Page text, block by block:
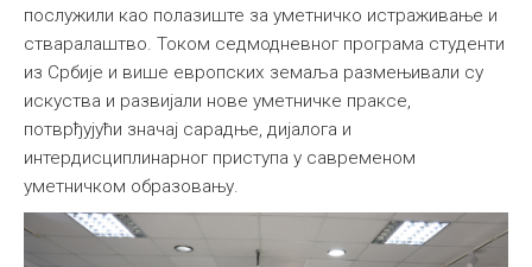
послужили као полазиште за уметничко истраживање и
стваралаштво. Током седмодневног програма студенти
из Србије и више европских земаља размењивали су
искуства и развијали нове уметничке праксе,
потврђујући значај сарадње, дијалога и
интердисциплинарног приступа у савременом
уметничком образовању.